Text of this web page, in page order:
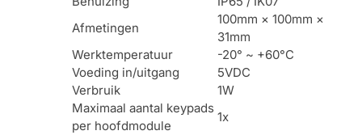
Afmetingen
100mm × 100mm ×
31mm
Werktemperatuur
-20° ~ +60°C
Voeding in/uitgang
5VDC
Verbruik
1W
Maximaal aantal keypads
per hoofdmodule
1x